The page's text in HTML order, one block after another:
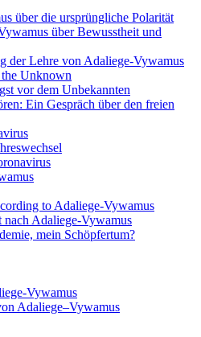
über die ursprüngliche Polarität
über Bewusstheit und
der Lehre von Adaliege-Vywamus
Unknown
vor dem Unbekannten
Ein Gespräch über den freien
to Adaliege-Vywamus
Adaliege-Vywamus
mein Schöpfertum?
Vywamus
Adaliege–Vywamus